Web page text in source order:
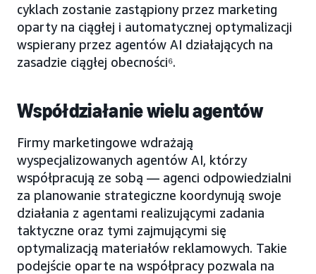
cyklach zostanie zastąpiony przez marketing
oparty na ciągłej i automatycznej optymalizacji
wspierany przez agentów AI działających na
zasadzie ciągłej obecności⁶.
Współdziałanie wielu agentów
Firmy marketingowe wdrażają
wyspecjalizowanych agentów AI, którzy
współpracują ze sobą — agenci odpowiedzialni
za planowanie strategiczne koordynują swoje
działania z agentami realizującymi zadania
taktyczne oraz tymi zajmującymi się
optymalizacją materiałów reklamowych. Takie
podejście oparte na współpracy pozwala na